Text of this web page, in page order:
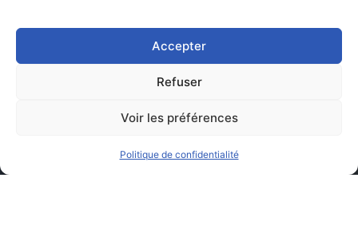
Accepter
Refuser
Voir les préférences
Politique de confidentialité